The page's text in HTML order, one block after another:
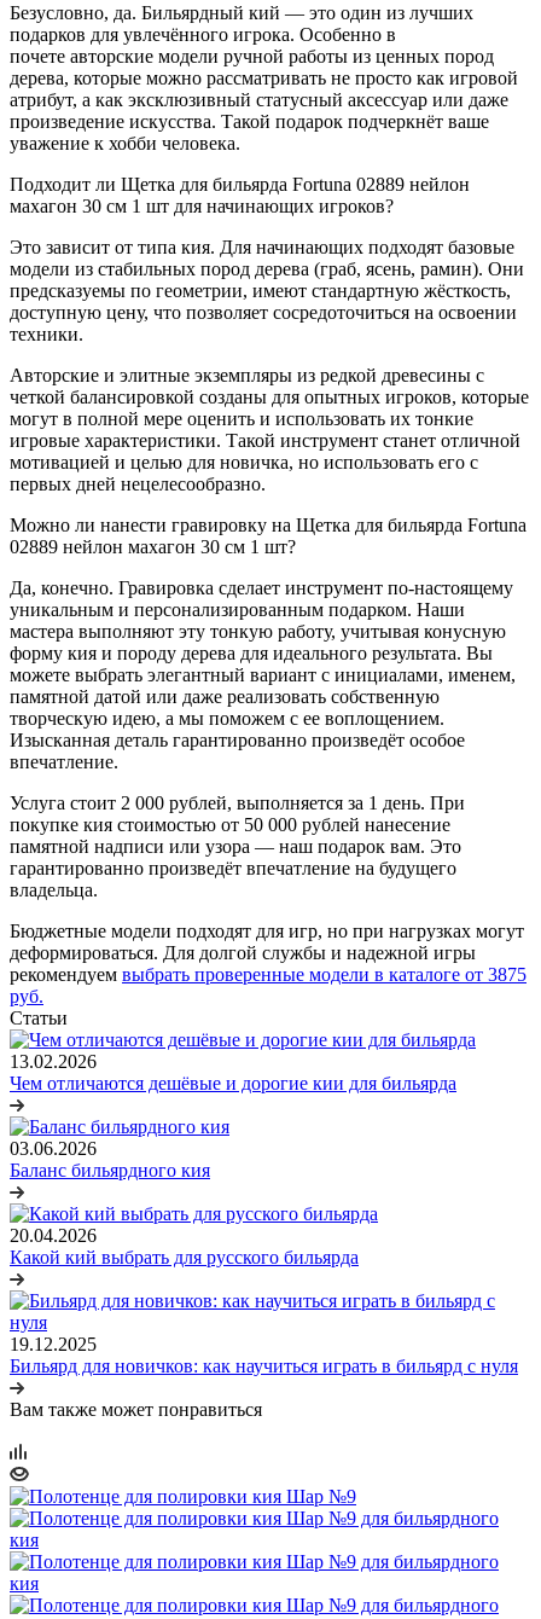
Безусловно, да. Бильярдный кий — это один из лучших
подарков для увлечённого игрока. Особенно в
почете авторские модели ручной работы из ценных пород
дерева, которые можно рассматривать не просто как игровой
атрибут, а как эксклюзивный статусный аксессуар или даже
произведение искусства. Такой подарок подчеркнёт ваше
уважение к хобби человека.
Подходит ли Щетка для бильярда Fortuna 02889 нейлон
махагон 30 см 1 шт для начинающих игроков?
Это зависит от типа кия. Для начинающих подходят базовые
модели из стабильных пород дерева (граб, ясень, рамин). Они
предсказуемы по геометрии, имеют стандартную жёсткость,
доступную цену, что позволяет сосредоточиться на освоении
техники.
Авторские и элитные экземпляры из редкой древесины с
четкой балансировкой созданы для опытных игроков, которые
могут в полной мере оценить и использовать их тонкие
игровые характеристики. Такой инструмент станет отличной
мотивацией и целью для новичка, но использовать его с
первых дней нецелесообразно.
Можно ли нанести гравировку на Щетка для бильярда Fortuna
02889 нейлон махагон 30 см 1 шт?
Да, конечно. Гравировка сделает инструмент по-настоящему
уникальным и персонализированным подарком. Наши
мастера выполняют эту тонкую работу, учитывая конусную
форму кия и породу дерева для идеального результата. Вы
можете выбрать элегантный вариант с инициалами, именем,
памятной датой или даже реализовать собственную
творческую идею, а мы поможем с ее воплощением.
Изысканная деталь гарантированно произведёт особое
впечатление.
Услуга стоит 2 000 рублей, выполняется за 1 день. При
покупке кия стоимостью от 50 000 рублей нанесение
памятной надписи или узора — наш подарок вам. Это
гарантированно произведёт впечатление на будущего
владельца.
Бюджетные модели подходят для игр, но при нагрузках могут
деформироваться. Для долгой службы и надежной игры
рекомендуем выбрать проверенные модели в каталоге от 3875
руб.
Статьи
13.02.2026
Чем отличаются дешёвые и дорогие кии для бильярда
03.06.2026
Баланс бильярдного кия
20.04.2026
Какой кий выбрать для русского бильярда
19.12.2025
Бильярд для новичков: как научиться играть в бильярд с нуля
Вам также может понравиться